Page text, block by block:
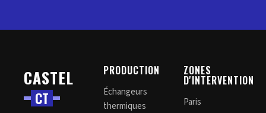
CASTEL
CT
PRODUCTION
Échangeurs
thermiques
ZONES
D'INTERVENTION
Paris